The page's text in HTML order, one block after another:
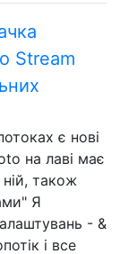
Stream
є нові
на лаві має
також
Я
- &
і все